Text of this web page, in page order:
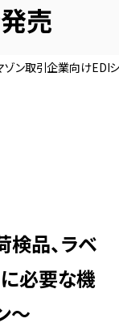
売
ゾン取引企業向けEDI
検品、ラベ
必要な機
～